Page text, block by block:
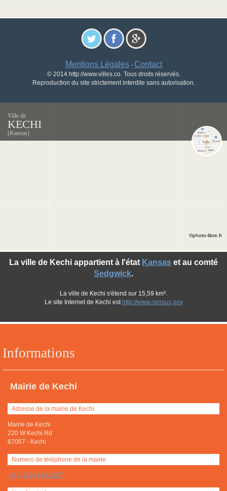
Mentions Légales- Contact
© 2014 http://www.villes.co. Tous droits réservés.
Reproduction du site strictement interdite sans autorisation.
Ville de
KECHI
(Kansas)
Informations
Mairie de Kechi
Adresse de la mairie de Kechi
Mairie de Kechi
220 W Kechi Rd
67067 - Kechi
Numero de téléphone de la mairie
+(1) (316) 744-9287
La ville de Kechi appartient à l'état Kansas et au comté
Sedgwick.
La ville de Kechi s'étend sur 15,59 km².
Le site Internet de Kechi est http://www.census.gov
©photo-libre.fr